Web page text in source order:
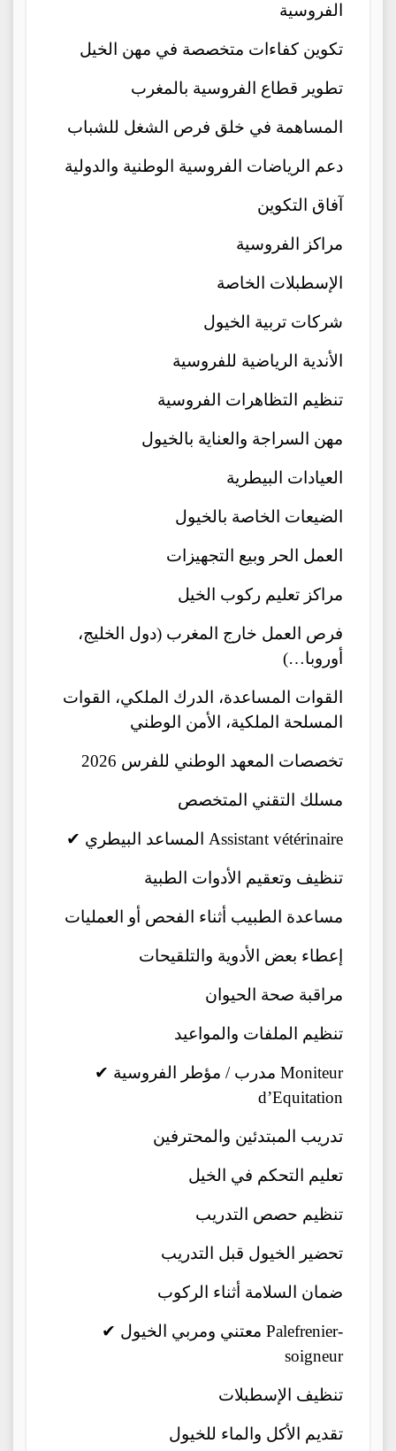
الفروسية
تكوين كفاءات متخصصة في مهن الخيل
تطوير قطاع الفروسية بالمغرب
المساهمة في خلق فرص الشغل للشباب
دعم الرياضات الفروسية الوطنية والدولية
آفاق التكوين
مراكز الفروسية
الإسطبلات الخاصة
شركات تربية الخيول
الأندية الرياضية للفروسية
تنظيم التظاهرات الفروسية
مهن السراجة والعناية بالخيول
العيادات البيطرية
الضيعات الخاصة بالخيول
العمل الحر وبيع التجهيزات
مراكز تعليم ركوب الخيل
فرص العمل خارج المغرب (دول الخليج،
أوروبا…)
القوات المساعدة، الدرك الملكي، القوات
المسلحة الملكية، الأمن الوطني
تخصصات المعهد الوطني للفرس 2026
مسلك التقني المتخصص
✔ المساعد البيطري Assistant vétérinaire
تنظيف وتعقيم الأدوات الطبية
مساعدة الطبيب أثناء الفحص أو العمليات
إعطاء بعض الأدوية والتلقيحات
مراقبة صحة الحيوان
تنظيم الملفات والمواعيد
✔ مدرب / مؤطر الفروسية Moniteur
d’Equitation
تدريب المبتدئين والمحترفين
تعليم التحكم في الخيل
تنظيم حصص التدريب
تحضير الخيول قبل التدريب
ضمان السلامة أثناء الركوب
✔ معتني ومربي الخيول Palefrenier-
soigneur
تنظيف الإسطبلات
تقديم الأكل والماء للخيول